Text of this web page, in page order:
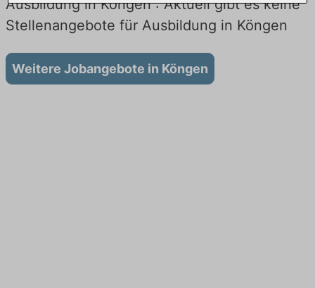
Ausbildung in Köngen : Aktuell gibt es keine
Stellenangebote für Ausbildung in Köngen
Weitere Jobangebote in Köngen